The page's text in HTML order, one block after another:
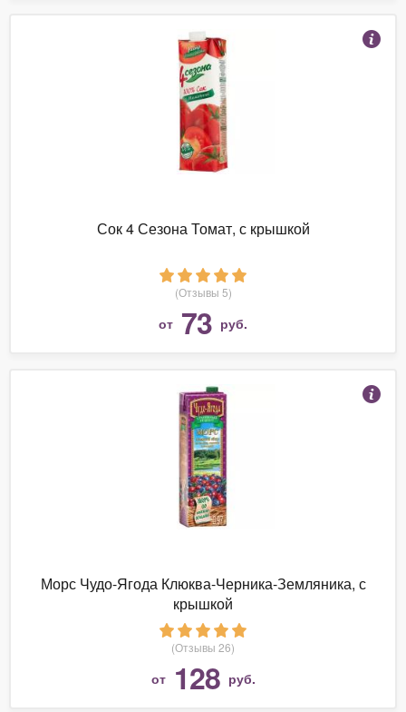
Сок 4 Сезона Томат, с крышкой
(Отзывы 5)
от 73 руб.
Морс Чудо-Ягода Клюква-Черника-Земляника, с
крышкой
(Отзывы 26)
от 128 руб.